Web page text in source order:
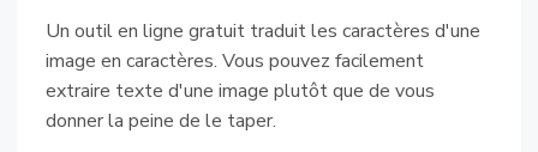
Un outil en ligne gratuit traduit les caractères d'une
image en caractères. Vous pouvez facilement
extraire texte d'une image plutôt que de vous
donner la peine de le taper.